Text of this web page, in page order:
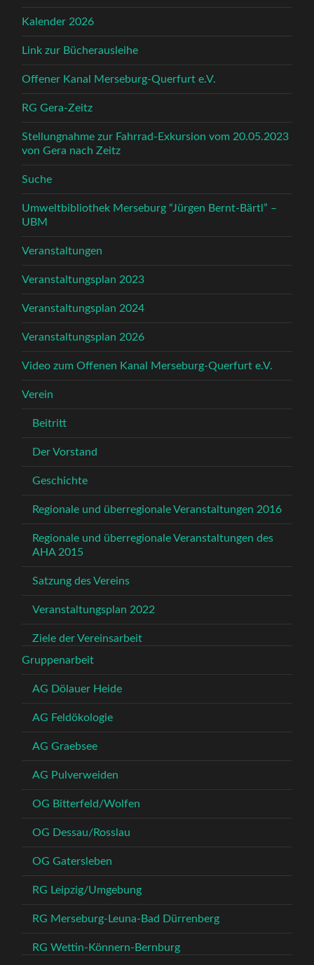
Kalender 2026
Link zur Bücherausleihe
Offener Kanal Merseburg-Querfurt e.V.
RG Gera-Zeitz
Stellungnahme zur Fahrrad-Exkursion vom 20.05.2023
von Gera nach Zeitz
Suche
Umweltbibliothek Merseburg “Jürgen Bernt-Bärtl” –
UBM
Veranstaltungen
Veranstaltungsplan 2023
Veranstaltungsplan 2024
Veranstaltungsplan 2026
Video zum Offenen Kanal Merseburg-Querfurt e.V.
Verein
Beitritt
Der Vorstand
Geschichte
Regionale und überregionale Veranstaltungen 2016
Regionale und überregionale Veranstaltungen des
AHA 2015
Satzung des Vereins
Veranstaltungsplan 2022
Ziele der Vereinsarbeit
Gruppenarbeit
AG Dölauer Heide
AG Feldökologie
AG Graebsee
AG Pulverweiden
OG Bitterfeld/Wolfen
OG Dessau/Rosslau
OG Gatersleben
RG Leipzig/Umgebung
RG Merseburg-Leuna-Bad Dürrenberg
RG Wettin-Könnern-Bernburg